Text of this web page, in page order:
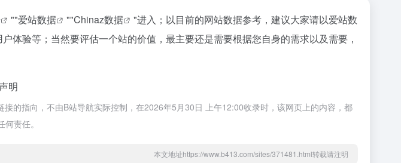
""爱站数据 ""Chinaz数据
"进入；以目前的网站数据参考，建议大家请以爱站数
验等；当然要评估一个站的价值，最主要还是需要根据您自身的需求以及需要，
明
的指向，不由B站导航实际控制，在2026年5月30日 上午12:00收录时，该网页上的内容，都
责任。
本文地址https://www.b413.com/sites/371481.html转载请注明